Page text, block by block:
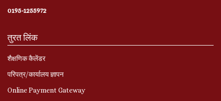
0195-1255972
तुरत लिंक
शैक्षणिक कैलेंडर
परिपत्र/कार्यालय ज्ञापन
Online Payment Gateway